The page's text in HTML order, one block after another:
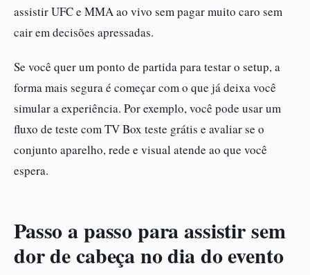
assistir UFC e MMA ao vivo sem pagar muito caro sem
cair em decisões apressadas.
Se você quer um ponto de partida para testar o setup, a
forma mais segura é começar com o que já deixa você
simular a experiência. Por exemplo, você pode usar um
fluxo de teste com TV Box teste grátis e avaliar se o
conjunto aparelho, rede e visual atende ao que você
espera.
Passo a passo para assistir sem
dor de cabeça no dia do evento